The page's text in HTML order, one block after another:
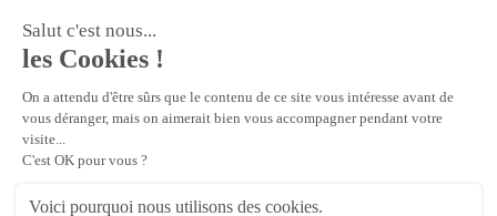
Nos services
Le Lab des Usages
Nos publications